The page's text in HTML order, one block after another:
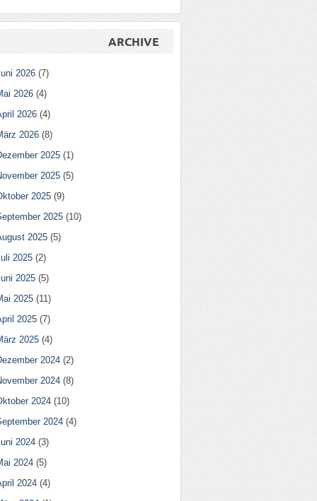
ARCHIVE
2026 (7)
2026 (4)
2026 (4)
2026 (8)
2025 (1)
2025 (5)
2025 (9)
2025 (10)
2025 (5)
2025 (2)
2025 (5)
2025 (11)
2025 (7)
2025 (4)
2024 (2)
2024 (8)
2024 (10)
2024 (4)
2024 (3)
2024 (5)
2024 (4)